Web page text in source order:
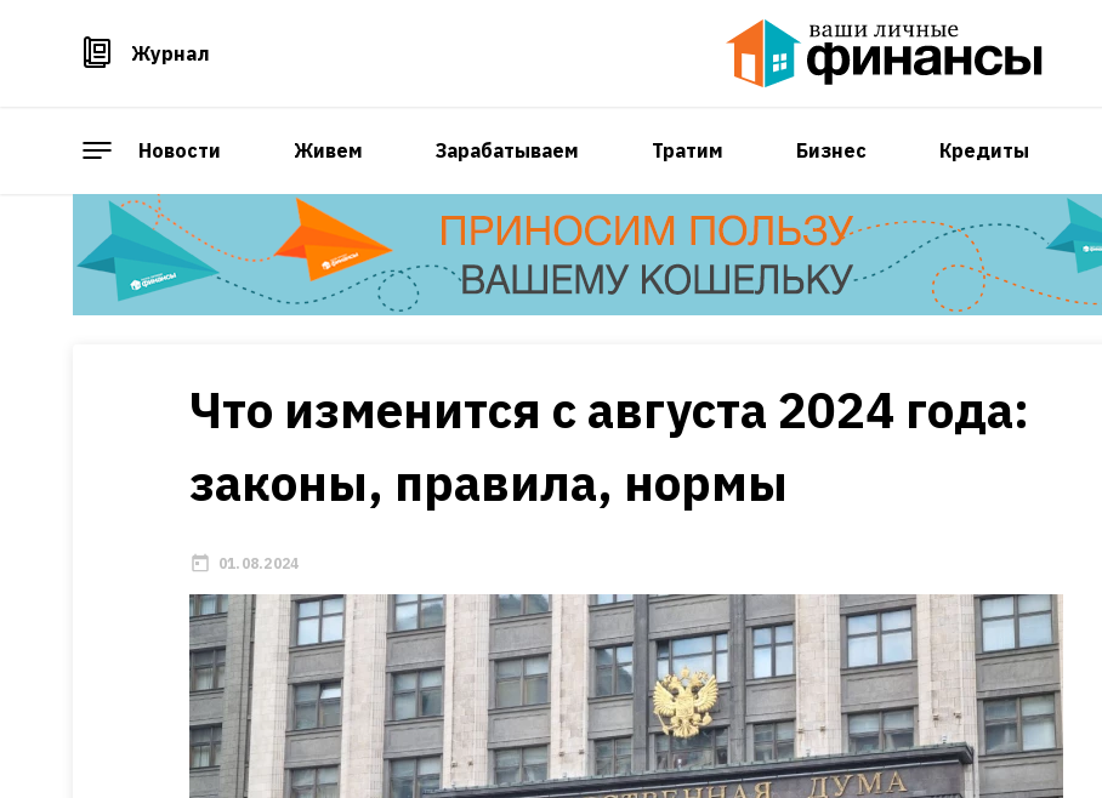
Журнал
Новости Живем Зарабатываем Тратим Бизнес Кредиты
Что изменится с августа 2024 года:
законы, правила, нормы
01.08.2024